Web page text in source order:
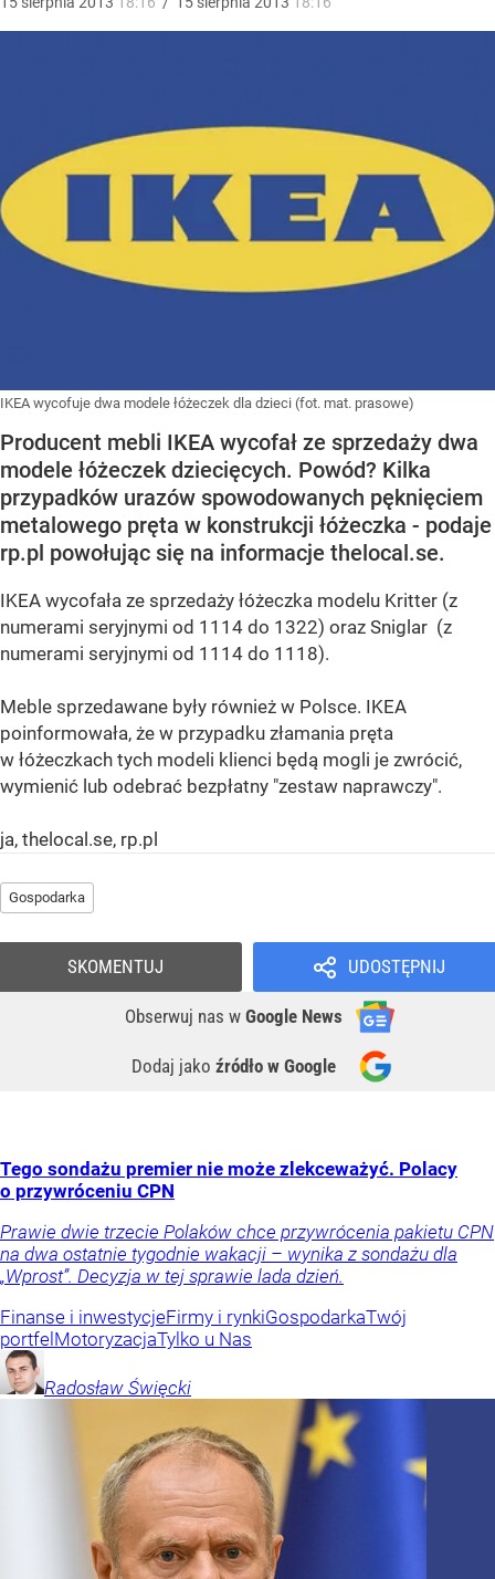
IKEA wycofuje dwa modele łóżeczek dla dzieci (fot. mat. prasowe)
Producent mebli IKEA wycofał ze sprzedaży dwa
modele łóżeczek dziecięcych. Powód? Kilka
przypadków urazów spowodowanych pęknięciem
metalowego pręta w konstrukcji łóżeczka - podaje
rp.pl powołując się na informacje thelocal.se.
IKEA wycofała ze sprzedaży łóżeczka modelu Kritter (z
numerami seryjnymi od 1114 do 1322) oraz Sniglar (z
numerami seryjnymi od 1114 do 1118).
Meble sprzedawane były również w Polsce. IKEA
poinformowała, że w przypadku złamania pręta
w łóżeczkach tych modeli klienci będą mogli je zwrócić,
wymienić lub odebrać bezpłatny "zestaw naprawczy".
ja, thelocal.se, rp.pl
Gospodarka
UDOSTĘPNIJ
Obserwuj nas w Google News
Dodaj jako źródło w Google
SKOMENTUJ
Tego sondażu premier nie może zlekceważyć. Polacy
o przywróceniu CPN
Prawie dwie trzecie Polaków chce przywrócenia pakietu CPN
na dwa ostatnie tygodnie wakacji – wynika z sondażu dla
„Wprost”. Decyzja w tej sprawie lada dzień.
Finanse i inwestycjeFirmy i rynkiGospodarkaTwój
portfel MotoryzacjaTylko u Nas
Radosław Święcki